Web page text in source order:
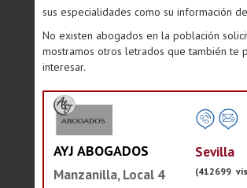
sus especialidades como su información
No existen abogados en la población
mostramos otros letrados que también te
interesar.
AYJ ABOGADOS
Manzanilla, Local 4
Sevilla
(412699